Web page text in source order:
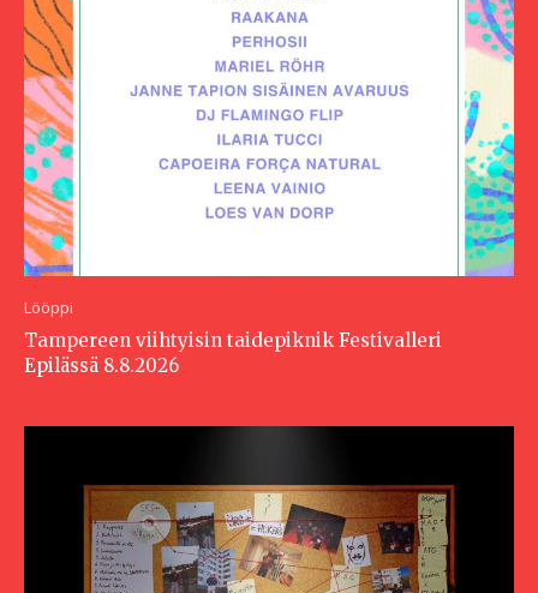
Lööppi
Tampereen viihtyisin taidepiknik Festivalleri
Epilässä 8.8.2026